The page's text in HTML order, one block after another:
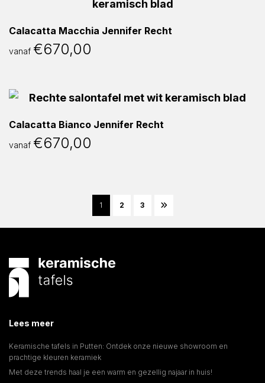
Calacatta Macchia Jennifer Recht
vanaf €670,00
Calacatta Bianco Jennifer Recht
vanaf €670,00
1 2 3
Lees meer
Keramische tafels in Putten: Ontdek onze nieuwe showroom en
prachtige kleuren keramiek
Met deze trends haal je een warm en gezellig najaar in huis!